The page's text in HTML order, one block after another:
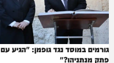
גורמים במוסד נגד גופמן: "הגיע עם
פתק מנתניהו?"